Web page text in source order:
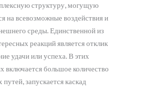
структуру, могущую
на всевозможные воздействия и
среды. Единственной из
реакций является отклик
удачи или успеха. В этих
включается большое количество
запускается каскад